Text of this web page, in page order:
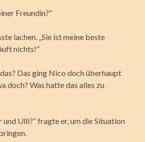
Freundin?“
lachen. „Sie ist meine beste
nichts!“
Das ging Nico doch überhaupt
doch? Was hatte das alles zu
und Ulli?“ fragte er, um die Situation